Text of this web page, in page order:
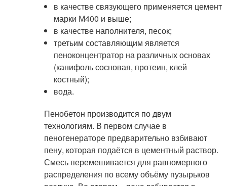
в качестве связующего применяется цемент
марки М400 и выше;
в качестве наполнителя, песок;
третьим составляющим является
пеноконцентратор на различных основах
(канифоль сосновая, протеин, клей
костный);
вода.
Пенобетон производится по двум
технологиям. В первом случае в
пеногенераторе предварительно взбивают
пену, которая подаётся в цементный раствор.
Смесь перемешивается для равномерного
распределения по всему объёму пузырьков